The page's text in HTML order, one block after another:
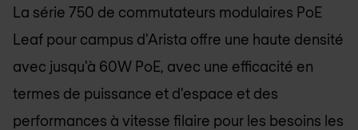
La série 750 de commutateurs modulaires PoE
Leaf pour campus d'Arista offre une haute densité
avec jusqu'à 60W PoE, avec une efficacité en
termes de puissance et d'espace et des
performances à vitesse filaire pour les besoins les